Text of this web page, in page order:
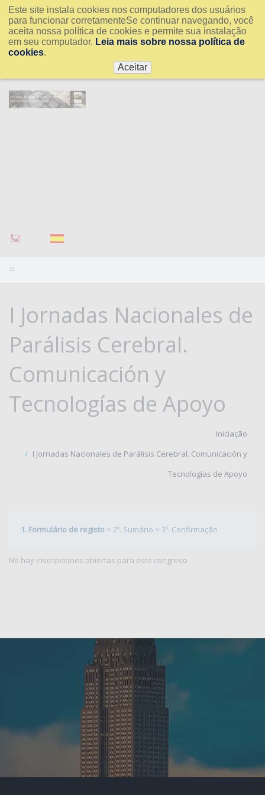
Este site instala cookies nos computadores dos usuários
para funcionar corretamenteSe continuar navegando, você
aceita nossa política de cookies e permite sua instalação
em seu computador. Leia mais sobre nossa política de
cookies.
Aceitar
I Jornadas Nacionales de
Parálisis Cerebral.
Comunicación y
Tecnologías de Apoyo
Iniciação
I Jornadas Nacionales de Parálisis Cerebral. Comunicación y
Tecnologías de Apoyo
1. Formulário de registo > 2º. Sumário > 3º. Confirmação
No hay inscripciones abiertas para este congreso